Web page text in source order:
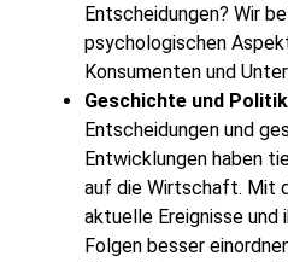
Entscheidungen? Wir
psychologischen
Konsumenten und
Geschichte und Politik
Entscheidungen und
Entwicklungen haben
auf die Wirtschaft. Mit
aktuelle Ereignisse
Folgen besser